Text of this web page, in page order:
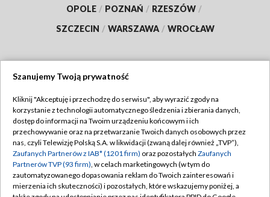
OPOLE / POZNAŃ / RZESZÓW /
SZCZECIN / WARSZAWA / WROCŁAW
TVP
Abonament TVP
Emisja w TVP
Centrum informacji TVP
Naziemna Telewizja Cyfrowa
Regulamin TVP
Polityka prywatności
Moje zgody
Pomoc
Szanujemy Twoją prywatność
Kliknij "Akceptuję i przechodzę do serwisu", aby wyrazić zgody na
korzystanie z technologii automatycznego śledzenia i zbierania danych,
dostęp do informacji na Twoim urządzeniu końcowym i ich
przechowywanie oraz na przetwarzanie Twoich danych osobowych przez
nas, czyli Telewizję Polską S.A. w likwidacji (zwaną dalej również „TVP”),
Zaufanych Partnerów z IAB* (1201 firm) oraz pozostałych Zaufanych
Partnerów TVP (93 firm), w celach marketingowych (w tym do
zautomatyzowanego dopasowania reklam do Twoich zainteresowań i
mierzenia ich skuteczności) i pozostałych, które wskazujemy poniżej, a